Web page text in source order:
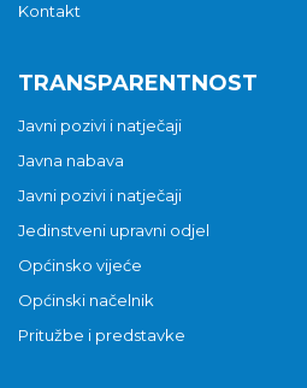
Kontakt
TRANSPARENTNOST
Javni pozivi i natječaji
Javna nabava
Javni pozivi i natječaji
Jedinstveni upravni odjel
Općinsko vijeće
Općinski načelnik
Pritužbe i predstavke